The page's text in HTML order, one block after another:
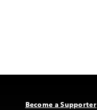
Become a Supporter